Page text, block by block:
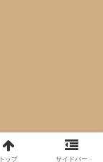
トップ サイドバー